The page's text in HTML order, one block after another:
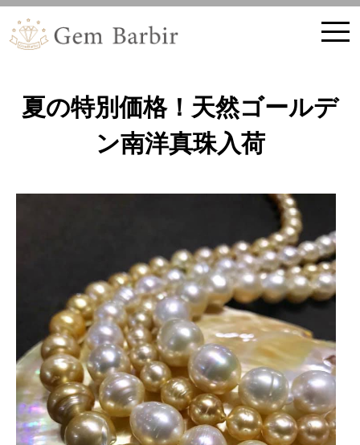
新作ジュエリーの紹介
夏の特別価格！天然ゴールデ
ン南洋真珠入荷